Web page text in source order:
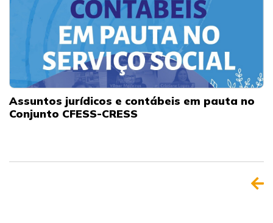
Assuntos jurídicos e contábeis em pauta no
Conjunto CFESS-CRESS